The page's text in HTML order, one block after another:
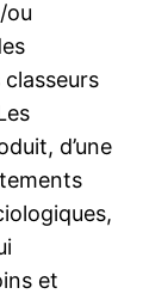
ou
d’une
et